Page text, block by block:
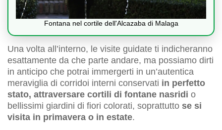
Fontana nel cortile dell'Alcazaba di Malaga
Una volta all’interno, le visite guidate ti indicheranno
esattamente da che parte andare, ma possiamo dirti
in anticipo che potrai immergerti in un’autentica
meraviglia di corridoi interni conservati in perfetto
stato, attraversare cortili di fontane nasridi o
bellissimi giardini di fiori colorati, soprattutto se si
visita in primavera o in estate.